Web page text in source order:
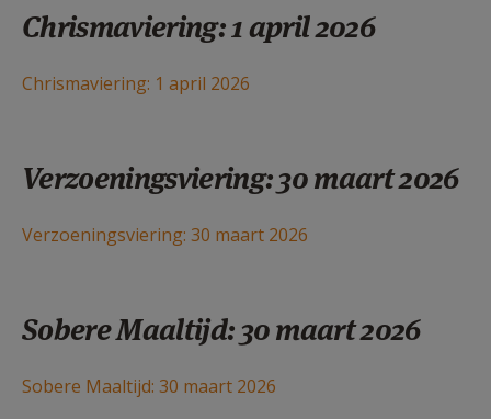
Chrismaviering: 1 april 2026
Chrismaviering: 1 april 2026
Verzoeningsviering: 30 maart 2026
Verzoeningsviering: 30 maart 2026
Sobere Maaltijd: 30 maart 2026
Sobere Maaltijd: 30 maart 2026